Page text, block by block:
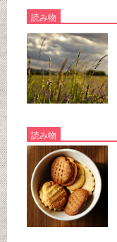
読み物
読み物